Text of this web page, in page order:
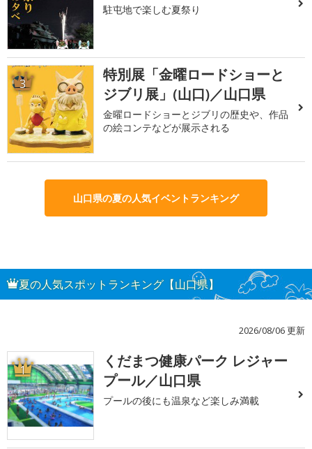
駐屯地で楽しむ夏祭り
3
特別展「金曜ロードショーと
ジブリ展」(山口)／山口県
金曜ロードショーとジブリの歴史や、作品
の絵コンテなどが展示される
山口県の夏の人気イベントランキング
夏の人気スポットランキング【山口県】
2026/08/06 更新
1
くだまつ健康パーク レジャー
プール／山口県
プールの後にも温泉など楽しみ満載